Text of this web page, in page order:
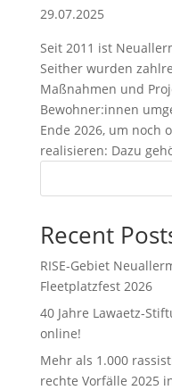
29.07.2025
Seit 2011 ist
Seither wurden
Maßnahmen und
Bewohner:innen
Ende 2026, um noch
realisieren: Dazu
Recent
RISE-Gebiet
Fleetplatzfest 2026
40 Jahre Lawaetz-
online!
Mehr als 1.000
rechte Vorfälle 2025